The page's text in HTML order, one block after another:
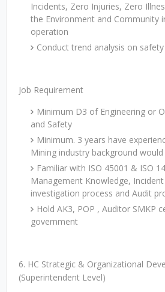
Incidents, Zero Injuries, Zero
the Environment and Community
operation
Conduct trend analysis on
Job Requirement
Minimum D3 of Engineering or
and Safety
Minimum. 3 years have
Mining industry background
Familiar with ISO 45001 & ISO
Management Knowledge,
investigation process and Audit
Hold AK3, POP , Auditor SMKP
government
6. HC Strategic & Organizational
(Superintendent Level)